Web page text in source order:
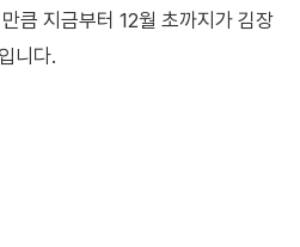
큼 지금부터 12월 초까지가 김장
니다.